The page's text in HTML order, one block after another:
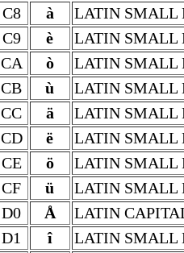
C8 à
LATIN SMALL
C9 è
LATIN SMALL
CA ò
LATIN SMALL
CB ù
LATIN SMALL
CC ä
LATIN SMALL
CD ë
LATIN SMALL
CE ö
LATIN SMALL
CF ü
LATIN SMALL
D0 Å
LATIN
D1 î
LATIN SMALL